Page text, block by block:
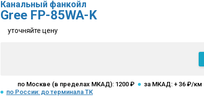
Канальный фанкойл
Gree FP-85WA-K
уточняйте цену
по Москве (в пределах МКАД): 1200 ₽
за МКАД: + 36 ₽/км
по России: до терминала ТК